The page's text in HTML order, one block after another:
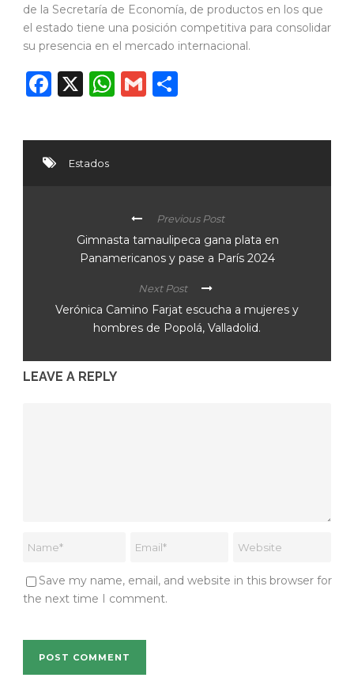
de la Secretaría de Economía, de productos en los que
el estado tiene una posición competitiva para consolidar
su presencia en el mercado internacional.
Facebook
X WhatsApp
Gmail
Estados
Previous Post
Gimnasta tamaulipeca gana plata en
Panamericanos y pase a París 2024
Next Post
Verónica Camino Farjat escucha a mujeres y
hombres de Popolá, Valladolid.
LEAVE A REPLY
Save my name, email, and website in this browser for
the next time I comment.